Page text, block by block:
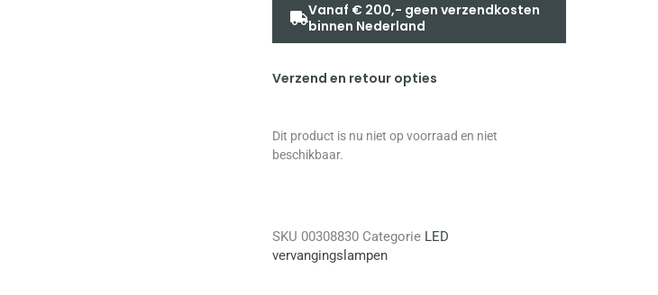
Vanaf € 200,- geen verzendkosten
binnen Nederland
Verzend en retour opties
Dit product is nu niet op voorraad en niet
beschikbaar.
SKU 00308830 Categorie LED
vervangingslampen